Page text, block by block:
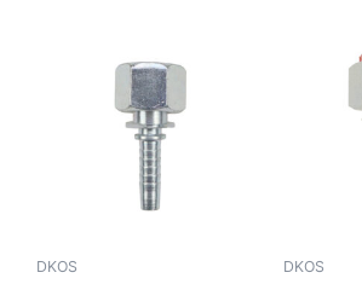
DKOS DKOS